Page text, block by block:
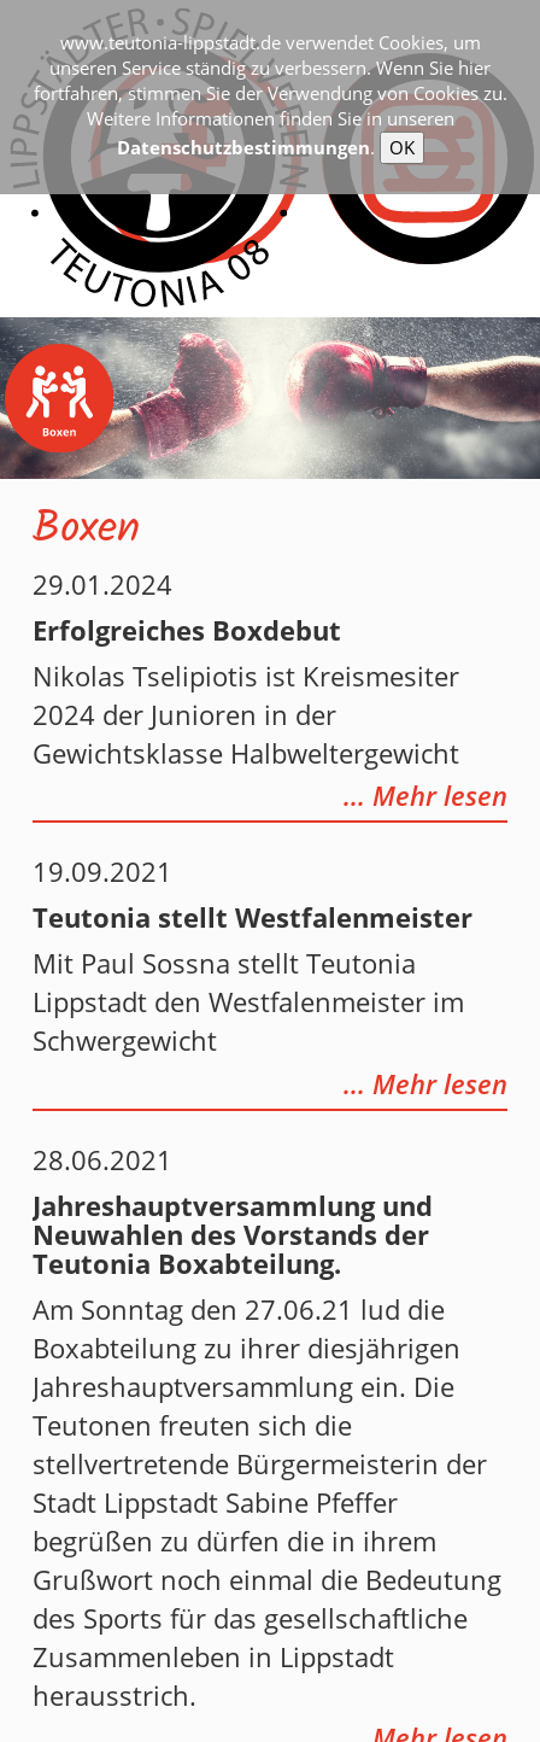
Boxen
29.01.2024
Erfolgreiches Boxdebut
Nikolas Tselipiotis ist Kreismesiter
2024 der Junioren in der
Gewichtsklasse Halbweltergewicht
... Mehr lesen
19.09.2021
Teutonia stellt Westfalenmeister
Mit Paul Sossna stellt Teutonia
Lippstadt den Westfalenmeister im
Schwergewicht
... Mehr lesen
28.06.2021
Jahreshauptversammlung und
Neuwahlen des Vorstands der
Teutonia Boxabteilung.
Am Sonntag den 27.06.21 lud die
Boxabteilung zu ihrer diesjährigen
Jahreshauptversammlung ein. Die
Teutonen freuten sich die
stellvertretende Bürgermeisterin der
Stadt Lippstadt Sabine Pfeffer
begrüßen zu dürfen die in ihrem
Grußwort noch einmal die Bedeutung
des Sports für das gesellschaftliche
Zusammenleben in Lippstadt
herausstrich.
www.teutonia-lippstadt.de verwendet Cookies, um
unseren Service ständig zu verbessern. Wenn Sie hier
fortfahren, stimmen Sie der Verwendung von Cookies zu.
Weitere Informationen finden Sie in unseren
Datenschutzbestimmungen. OK